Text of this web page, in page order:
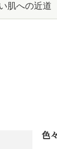
肌への近道
色